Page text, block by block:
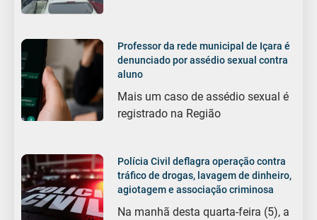
Professor da rede municipal de Içara é
denunciado por assédio sexual contra
aluno
Mais um caso de assédio sexual é
registrado na Região
Polícia Civil deflagra operação contra
tráfico de drogas, lavagem de dinheiro,
agiotagem e associação criminosa
Na manhã desta quarta-feira (5), a